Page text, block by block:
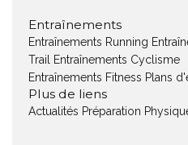
Entraînements
Entraînements Running
Trail
Entraînements Cyclisme
Entraînements Fitness Plans
Plus de liens
Actualités Préparation